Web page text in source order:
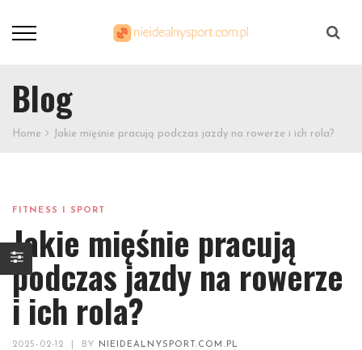
Blog
Home Jakie mięśnie pracują podczas jazdy na rowerze i ich rola?
FITNESS I SPORT
Jakie mięśnie pracują
podczas jazdy na rowerze
i ich rola?
2025-02-12 BY NIEIDEALNYSPORT.COM.PL